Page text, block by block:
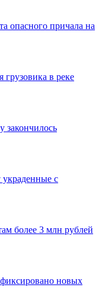
опасного причала на
в реке
закончилось
с
более 3 млн рублей
новых